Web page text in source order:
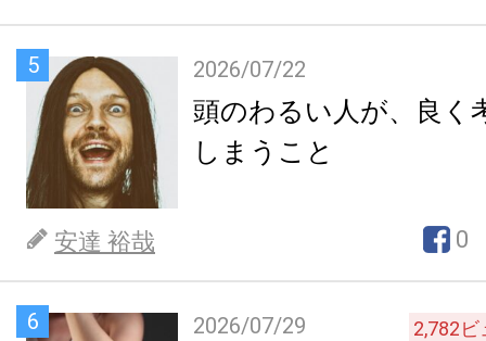
5 2026/07/22
頭のわるい人が、良く
しまうこと
安達 裕哉 0
6 2026/07/29 2,782ビ